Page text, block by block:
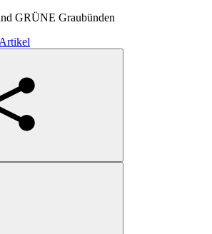
GRÜNE Graubünden